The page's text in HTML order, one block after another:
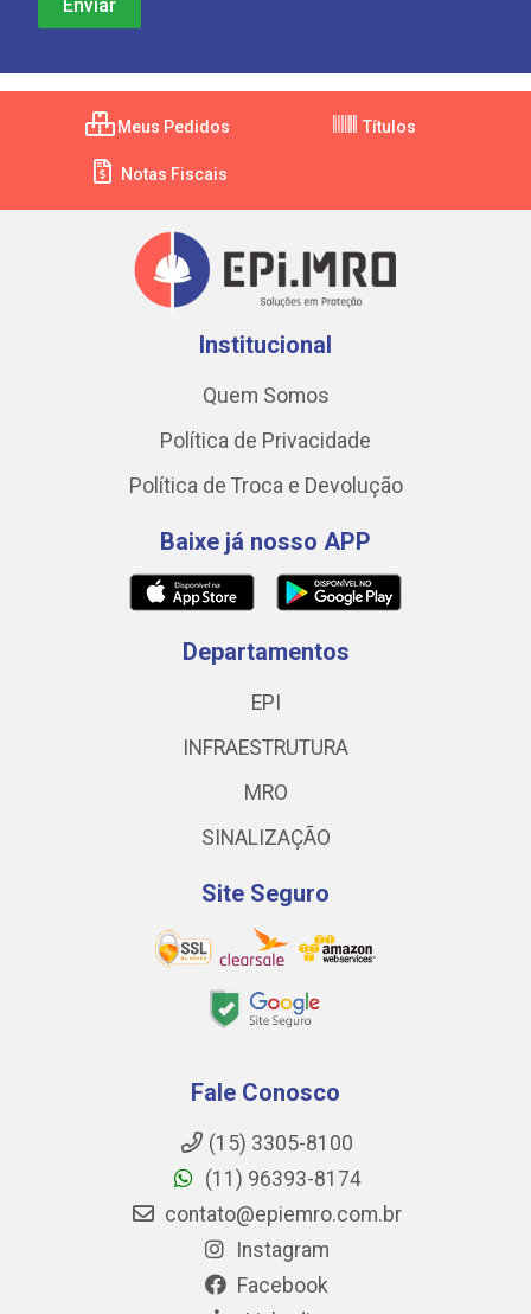
Meus Pedidos Títulos
Notas Fiscais
Institucional
Quem Somos
Política de Privacidade
Política de Troca e Devolução
Baixe já nosso APP
Departamentos
EPI
INFRAESTRUTURA
MRO
SINALIZAÇÃO
Site Seguro
Fale Conosco
(15) 3305-8100
(11) 96393-8174
contato@epiemro.com.br
Instagram
Facebook